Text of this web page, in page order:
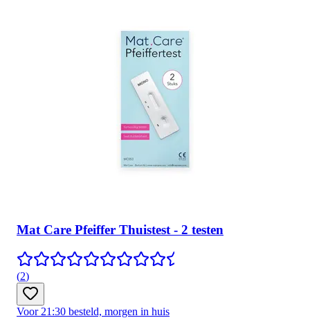
Mat Care Pfeiffer Thuistest - 2 testen
(2)
Voor 21:30 besteld, morgen in huis